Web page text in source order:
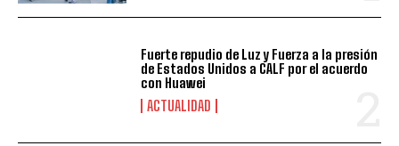
Fuerte repudio de Luz y Fuerza a la presión
de Estados Unidos a CALF por el acuerdo
con Huawei
ACTUALIDAD